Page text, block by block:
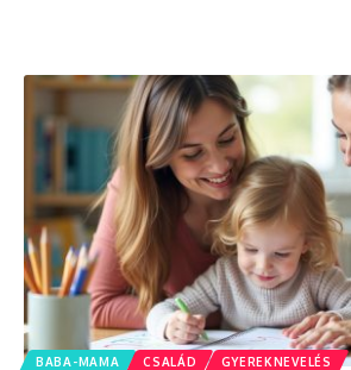
BABA-MAMA CSALÁD GYEREKNEVELÉS